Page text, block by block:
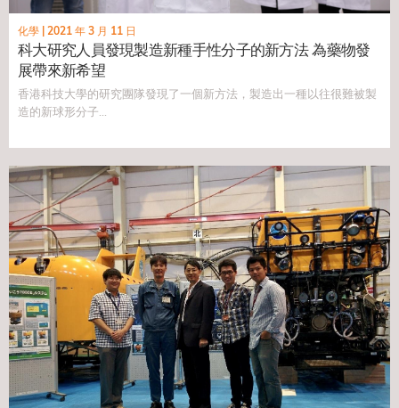
化學 2021 年 3 月 11 日
科大研究人員發現製造新種手性分子的新方法 為藥物發
展帶來新希望
香港科技大學的研究團隊發現了一個新方法，製造出一種以往很難被製
造的新球形分子...